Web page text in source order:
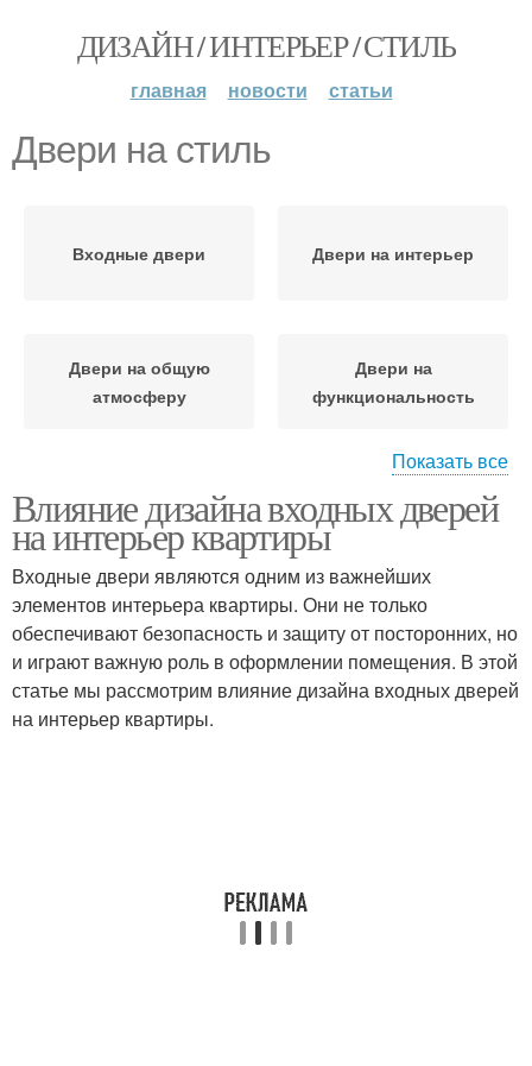
ДИЗАЙН / ИНТЕРЬЕР / СТИЛЬ
главная новости статьи
Двери на стиль
Входные двери Двери на интерьер
Двери на общую
атмосферу
Двери на
функциональность
Двери в квартиру Двери с окном
Стальные двери Алюминиевые двери
Показать все
Влияние дизайна входных дверей
на интерьер квартиры
Входные двери являются одним из важнейших
элементов интерьера квартиры. Они не только
обеспечивают безопасность и защиту от посторонних, но
и играют важную роль в оформлении помещения. В этой
статье мы рассмотрим влияние дизайна входных дверей
на интерьер квартиры.